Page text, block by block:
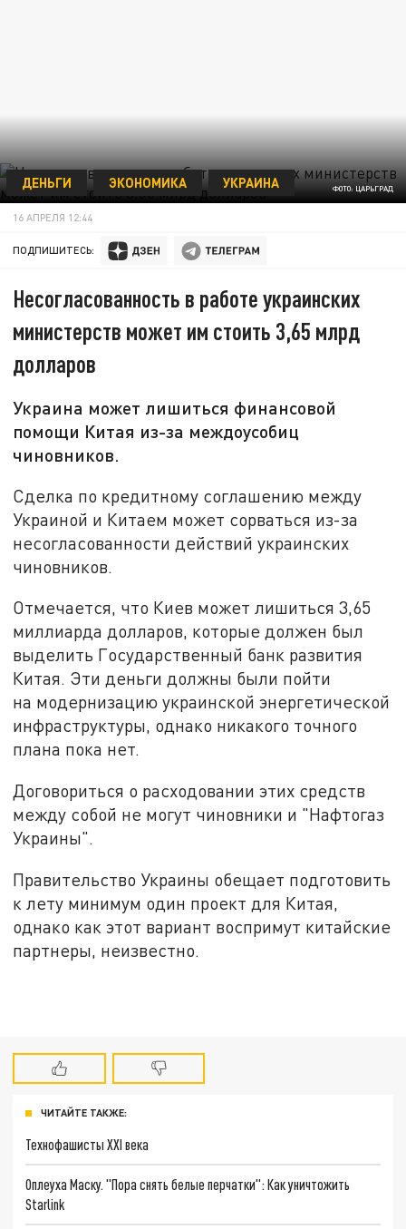
ФОТО: ЦАРЬГРАД
ДЕНЬГИ ЭКОНОМИКА УКРАИНА
16 АПРЕЛЯ 12:44
ПОДПИШИТЕСЬ:
Несогласованность в работе украинских
министерств может им стоить 3,65 млрд
долларов
Украина может лишиться финансовой
помощи Китая из-за междоусобиц
чиновников.
Сделка по кредитному соглашению между
Украиной и Китаем может сорваться из-за
несогласованности действий украинских
чиновников.
Отмечается, что Киев может лишиться 3,65
миллиарда долларов, которые должен был
выделить Государственный банк развития
Китая. Эти деньги должны были пойти
на модернизацию украинской энергетической
инфраструктуры, однако никакого точного
плана пока нет.
Договориться о расходовании этих средств
между собой не могут чиновники и "Нафтогаз
Украины".
Правительство Украины обещает подготовить
к лету минимум один проект для Китая,
однако как этот вариант воспримут китайские
партнеры, неизвестно.
ЧИТАЙТЕ ТАКЖЕ:
Технофашисты XXI века
Оплеуха Маску. "Пора снять белые перчатки": Как уничтожить
Starlink